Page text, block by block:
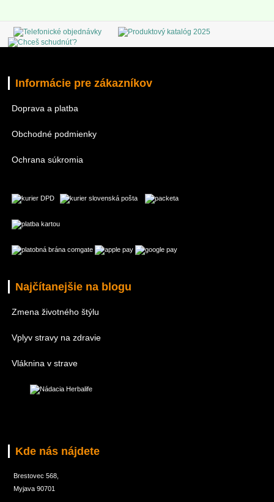
Informácie pre zákazníkov
Doprava a platba
Obchodné podmienky
Ochrana súkromia
Najčítanejšie na blogu
Zmena životného štýlu
Vplyv stravy na zdravie
Vláknina v strave
Kde nás nájdete
Brestovec 568,
Myjava 90701